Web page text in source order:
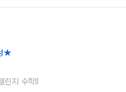
★
지 수학ll